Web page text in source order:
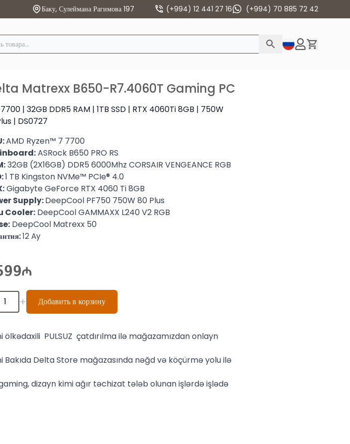
Баку, Сулеймана Рагимова 197 (+994) 12 441 27 16 (+994) 70 885 72 42
Matrexx B650-R7.4060T Gaming PC
| 32GB DDR5 RAM | 1TB SSD | RTX 4060Ti 8GB | 750W
| DS0727
AMD Ryzen™ 7 7700
ASRock B650 PRO RS
32GB (2X16GB) DDR5 6000Mhz CORSAIR VENGEANCE RGB
1 TB Kingston NVMe™ PCIe® 4.0
Gigabyte GeForce RTX 4060 Ti 8GB
Supply:DeepCool PF750 750W 80 Plus
Cooler:DeepCool GAMMAXX L240 V2 RGB
DeepCool Matrexx 50
12 Ay
+ Добавить в корзину
ölkədaxili PULSUZ çatdırılma ilə mağazamızdan onlayn
Bakıda Delta Store mağazasında nəğd və köçürmə yolu ilə
dizayn kimi ağır təchizat tələb olunan işlərdə işlədə